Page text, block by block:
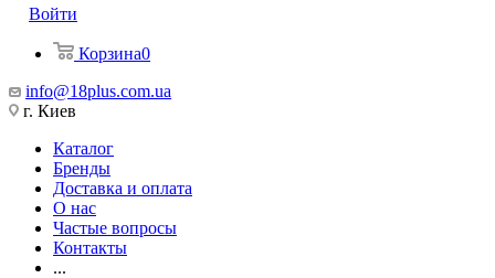
Войти
Корзина0
info@18plus.com.ua
г. Киев
Каталог
Бренды
Доставка и оплата
О нас
Частые вопросы
Контакты
...